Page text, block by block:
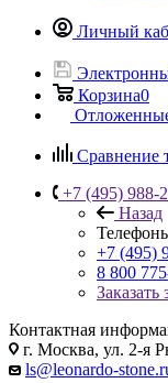
Личный
Корзина0
Сравнение
+7 (495) 988-
Назад
+7 (495)
8 800
Заказать
Контактная
г. Москва, ул. 2-я
ls@leonardo-